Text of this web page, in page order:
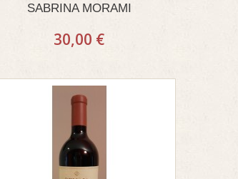
SABRINA MORAMI
30,00 €